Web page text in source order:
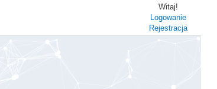
Witaj!
Logowanie
Rejestracja